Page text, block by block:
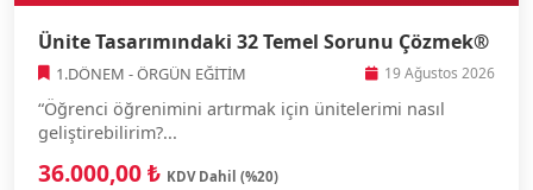
Ünite Tasarımındaki 32 Temel Sorunu Çözmek®
1.DÖNEM - ÖRGÜN EĞİTİM 19 Ağustos 2026
“Öğrenci öğrenimini artırmak için ünitelerimi nasıl
geliştirebilirim?...
36.000,00 ₺ KDV Dahil (%20)